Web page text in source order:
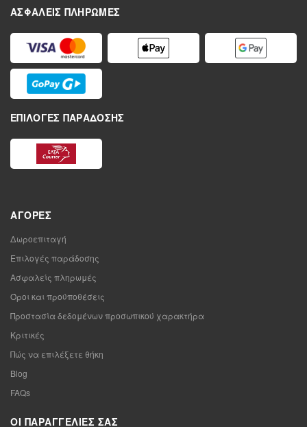
ΑΣΦΑΛΕΊΣ ΠΛΗΡΩΜΈΣ
ΕΠΙΛΟΓΈΣ ΠΑΡΆΔΟΣΗΣ
ΑΓΟΡΈΣ
Δωροεπιταγή
Επιλογές παράδοσης
Ασφαλείς πληρωμές
Όροι και προϋποθέσεις
Προστασία δεδομένων προσωπικού χαρακτήρα
Κριτικές
Πώς να επιλέξετε θήκη
Blog
FAQs
ΟΙ ΠΑΡΑΓΓΕΛΊΕΣ ΣΑΣ